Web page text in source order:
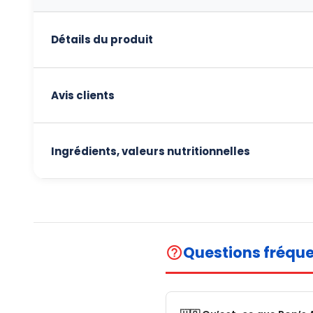
Détails du produit
Avis clients
Ingrédients, valeurs nutritionnelles
help_outlineQuestions